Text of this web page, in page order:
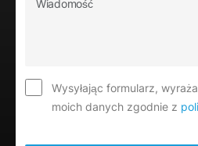
Wysyłając formularz,
moich danych zgodnie z